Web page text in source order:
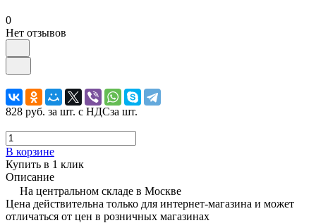
0
Нет отзывов
828 руб. за шт. с НДСза шт.
В корзине
Купить в 1 клик
Описание
На центральном складе в Москве
Цена действительна только для интернет-магазина и может
отличаться от цен в розничных магазинах